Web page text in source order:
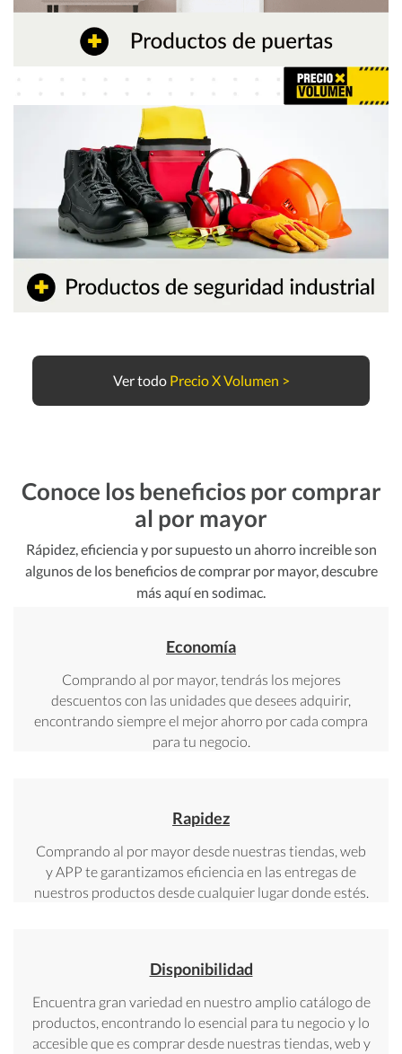
Ver todo Precio X Volumen >
Conoce los beneficios por comprar
al por mayor
Rápidez, eficiencia y por supuesto un ahorro increible son
algunos de los beneficios de comprar por mayor, descubre
más aquí en sodimac.
Economía
Comprando al por mayor, tendrás los mejores
descuentos con las unidades que desees adquirir,
encontrando siempre el mejor ahorro por cada compra
para tu negocio.
Rapidez
Comprando al por mayor desde nuestras tiendas, web
y APP te garantizamos eficiencia en las entregas de
nuestros productos desde cualquier lugar donde estés.
Disponibilidad
Encuentra gran variedad en nuestro amplio catálogo de
productos, encontrando lo esencial para tu negocio y lo
accesible que es comprar desde nuestras tiendas, web y